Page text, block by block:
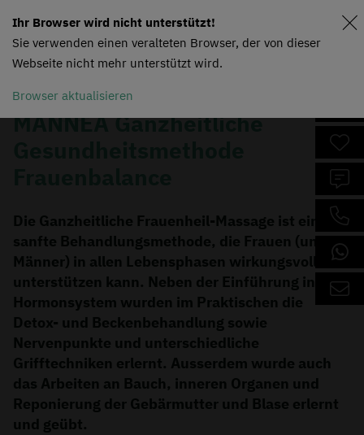
MANNEA Ganzheitliche
Die Ganzheitliche Frauenheil-Massage ist eine
sanfte Behandlungsmethode, die Frauen (und
Männer) in allen Lebensphasen wirkungsvoll
unterstützen kann. Neben der Einführung in das
Hormonsystem wurden im Praktischen die
Detox- und Beckenbehandlung sowie
Nervenpunkte und unterschiedliche
Grifftechniken erlernt. Ausserdem wurde auch
das Arbeiten an Bauch, inneren Organen und
Reponierung der Gebärmutter und Blase erlernt
und geübt.
Ihr Browser wird nicht unterstützt!
Sie verwenden einen veralteten Browser, der von dieser
Webseite nicht mehr unterstützt wird.
Browser aktualisieren